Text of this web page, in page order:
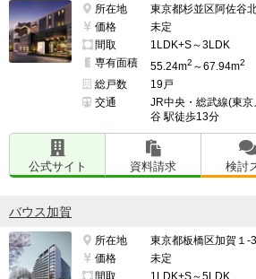
所在地
東京都杉並区阿佐谷
価格
未定
間取
1LDK+S～3LDK
専有面積
55.24m2 ～67.94m2
総戸数
19戸
交通
JR中央・総武線(東
谷 駅徒歩13分
公式サイト 資料請求 検討
バウス加賀
所在地
東京都板橋区加賀１-
価格
未定